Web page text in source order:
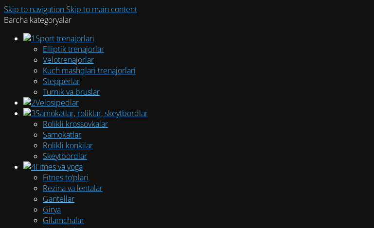
Skip to navigation Skip to main content
Barcha kategoryalar
Sport trenajorlari
Elliptik trenajorlar
Velotrenajorlar
Kuch mashqlari trenajorlari
Stepperlar
Turnik va bruslar
Velosipedlar
Samokatlar, roliklar, skeytbordlar
Rolikli krossovkalar
Samokatlar
Rolikli konkilar
Skeytbordlar
Fitnes va yoga
Fitnes to‘plari
Rezina va lentalar
Gantellar
Girya
Gilamchalar